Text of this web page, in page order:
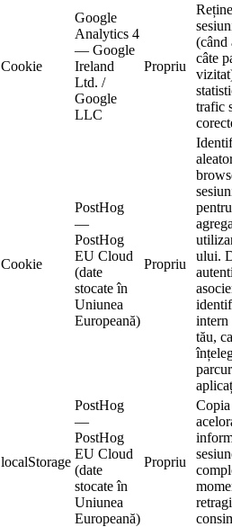
Cookie
Google
Analytics 4
— Google
Ireland
Ltd. /
Google
LLC
Propriu
(când
câte
trafic
Cookie
PostHog
—
PostHog
EU Cloud
(date
stocate în
Uniunea
Europeană)
Propriu
ului.
intern
tău,
localStorage
PostHog
—
PostHog
EU Cloud
(date
stocate în
Uniunea
Europeană)
Propriu
retragi